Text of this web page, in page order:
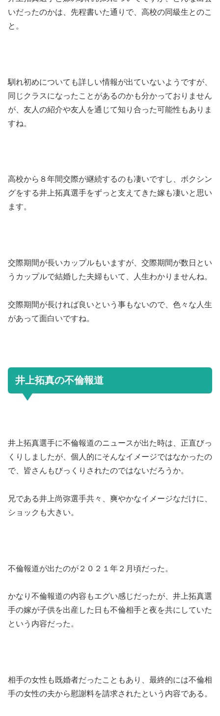
いだったのかは、先程書いた通りで、高校の同級生とのこ
と。
馴れ初めについても詳しい情報が出ていないようですが、
同じクラスになったことがあるのかも分かっておりません
が、友人の紹介や友人を通じて知り合った可能性もありま
すね。
高校から８年間交際が継続するのも凄いですし、ボクシン
グをする井上拓真選手をずっと支えてきた嫁も凄いと思い
ます。
交際期間が長いカップルもいますが、交際期間が数日とい
うカップルで結婚した夫婦もいて、人生わかりませんね。
交際期間が長ければ良いという事もないので、色々な人生
があって面白いですね。
井上拓真の不倫報道
井上拓真選手に不倫報道のニュースが出た時は、正直びっ
くりしましたが、個人的にそんなイメージではなかったの
で、皆さんもびっくりされたのではないだろうか。
兄である井上尚弥選手共々、爽やかなイメージなだけに、
ショックも大きい。
不倫報道が出たのが２０２１年２月頃だった。
かなり不倫報道の内容もエグい感じだったが、井上拓真選
手の嫁が子供を出産した日も不倫相手と夜を共にしていた
という内容だった。
相手の女性も既婚者だったこともあり、最終的には不倫相
手の女性の夫から慰謝料を請求されたという内容である。